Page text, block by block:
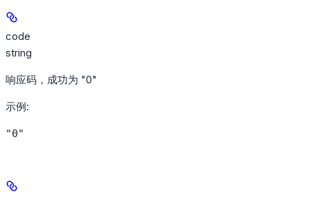
code
string
响应码，成功为 "0"
示例:
"0"